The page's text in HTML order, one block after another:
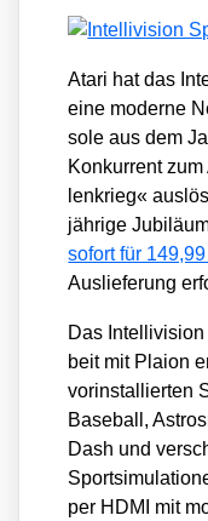
Ata­ri hat das
eine moder­ne
so­le aus dem
Kon­kur­rent
len­krieg«
jäh­ri­ge
sofort für
Aus­lie­fe­rung
Das
beit mit Plai­on
vor­in­stal­lier­ten
Base­ball,
Dash und
per HDMI mit